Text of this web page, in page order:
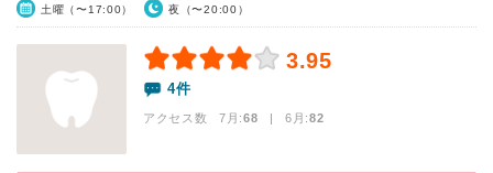
土曜（〜17:00） 夜（〜20:00）
3.95
4件
アクセス数 7月:68 | 6月:82